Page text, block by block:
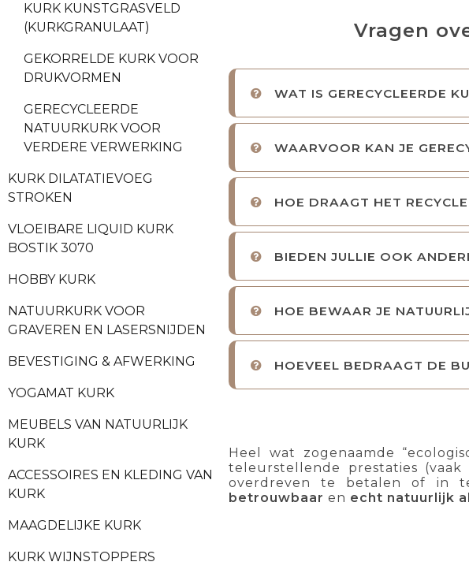
KURK KUNSTGRASVELD
(KURKGRANULAAT)
GEKORRELDE KURK VOOR
DRUKVORMEN
GERECYCLEERDE
NATUURKURK VOOR
VERDERE VERWERKING
KURK DILATATIEVOEG
STROKEN
VLOEIBARE LIQUID KURK
BOSTIK 3070
HOBBY KURK
NATUURKURK VOOR
GRAVEREN EN LASERSNIJDEN
BEVESTIGING & AFWERKING
YOGAMAT KURK
MEUBELS VAN NATUURLIJK
KURK
ACCESSOIRES EN KLEDING VAN
KURK
MAAGDELIJKE KURK
KURK WIJNSTOPPERS
Vragen
WAT IS GERECYCLEERDE
WAARVOOR KAN JE
HOE DRAAGT HET
BIEDEN JULLIE OOK
HOE BEWAAR JE
HOEVEEL BEDRAAGT DE
Heel wat zogenaamde
teleurstellende prestaties
overdreven te betalen of in
betrouwbaar en echt natuurlijk